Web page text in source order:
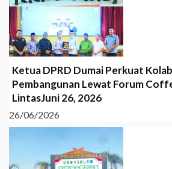
Ketua DPRD Dumai Perkuat
Pembangunan Lewat Forum
LintasJuni 26, 2026
26/06/2026